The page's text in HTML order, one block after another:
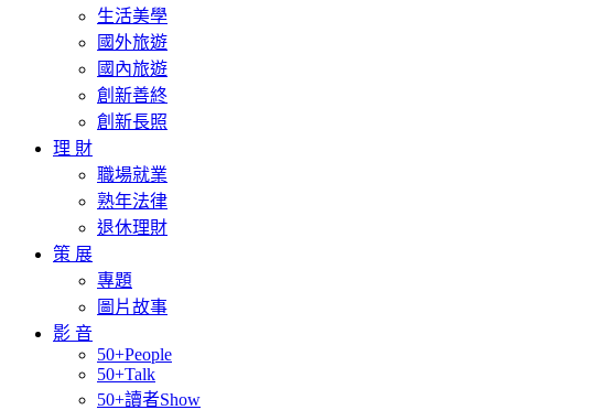
生活美學
國外旅遊
國內旅遊
創新善終
創新長照
理 財
職場就業
熟年法律
退休理財
策 展
專題
圖片故事
影 音
50+People
50+Talk
50+讀者Show